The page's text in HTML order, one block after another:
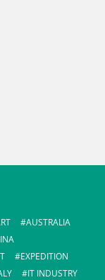
AUSTRALIA
EXPEDITION
IT INDUSTRY